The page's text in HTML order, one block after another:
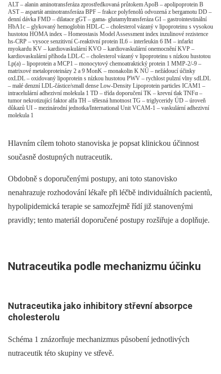
ALT – alanin aminotransferáza zprostředkovaná průtokem ApoB – apolipoprotein B
AST – aspartát aminotransferáza BPF – frakce polyfenolů odvozená z bergamotu DD –
denní dávka FMD – dilatace gGT – gama- glutamyltransferáza GI – gastrointestinální
HbA1c – glykovaný hemoglobin HDL-C – cholesterol vázaný v lipoproteinu s vysokou
hustotou HOMA index – Homeostasis Model Assessment index inzulinové rezistence
hs-CRP – vysoce senzitivní C-reaktivní protein IL6 – interleukin 6 IM – infarkt
myokardu KV – kardiovaskulární KVO – kardiovaskulární onemocnění KVP –
kardiovaskulární příhoda LDL-C – cholesterol vázaný v lipoproteinu s nízkou hustotou
Lp(a) – lipoprotein a MCP1 – monocytový chemoatraktický protein 1 MMP-2/-9 –
matrixové metaloproteinázy 2 a 9 MonK – monakolin K NÚ – nežádoucí účinky
oxLDL – oxidovaný lipoprotein s nízkou hustotou PWV – rychlost pulzní vlny sdLDL
– malé denzní LDL-částice/small dense Low-Density Lipoprotein particles ICAM1 –
intracelulární adhezivní molekula 1 TD – třída doporučení TK – krevní tlak TNFα –
tumor nekrotizující faktor alfa TH – tělesná hmotnost TG – triglyceridy ÚD – úroveň
důkazů UI – mezinárodní jednotka/International Unit VCAM-1 – vaskulární adhezivní
molekula 1
Hlavním cílem tohoto stanoviska je popsat klinickou účinnost
současně dostupných nutraceutik.
Obdobně s doporučenými postupy, ani toto stanovisko
nenahrazuje rozhodování lékaře při léčbě individuálních pacientů,
hypolipidemická terapie se samozřejmě řídí již stanovenými
pravidly; tento materiál doporučené postupy rozšiřuje a doplňuje.
Nutraceutika podle mechanizmu účinku
Nutraceutika jako inhibitory střevní absorpce
cholesterolu
Schéma 1 znázorňuje mechanizmus působení jednotlivých
nutraceutik této skupiny ve střevě.